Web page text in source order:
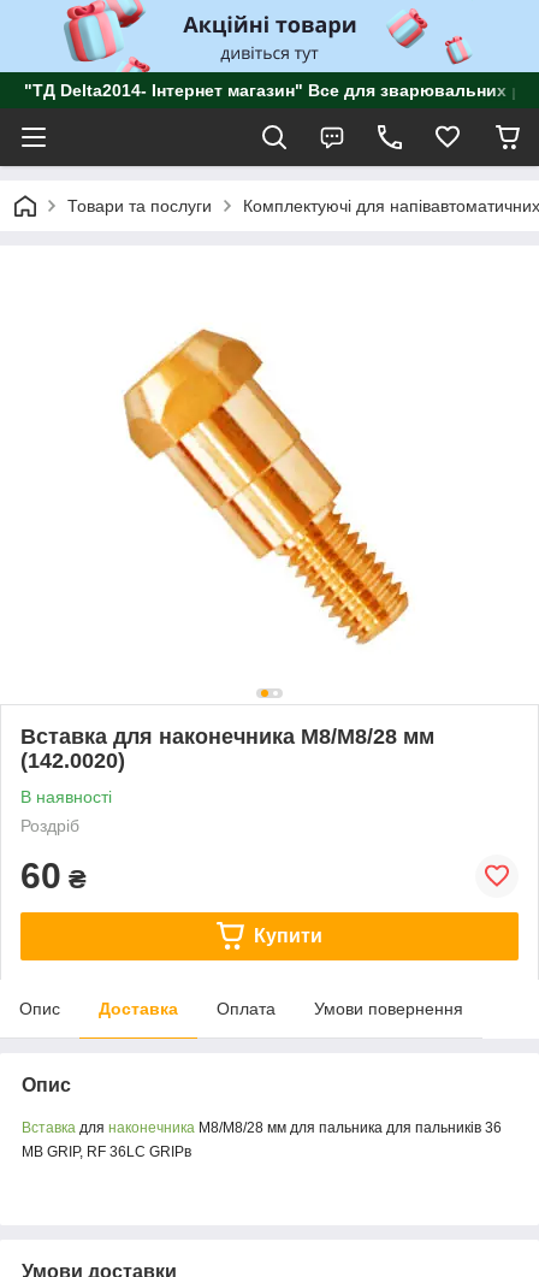
"ТД Delta2014- Інтернет магазин" Все для зварювальних
Товари та послуги Комплектуючі для
Вставка для наконечника M8/М8/28 мм
(142.0020)
В наявності
Роздріб
60 ₴
Купити
Опис Доставка Оплата Умови повернення
Опис
Вставка для наконечника M8/М8/28 мм для пальника для пальників 36
MB GRIP, RF 36LC GRIPв
Умови доставки